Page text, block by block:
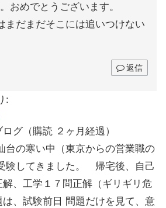
おめでとうございます。
まだまだそこには追いつけない
返信
:
グ（購読 ２ヶ月経過）
台の寒い中（東京からの営業職の
験してきました。 帰宅後、自己
、工学１７問正解（ギリギリ危
、試験前日 問題だけを見て、意